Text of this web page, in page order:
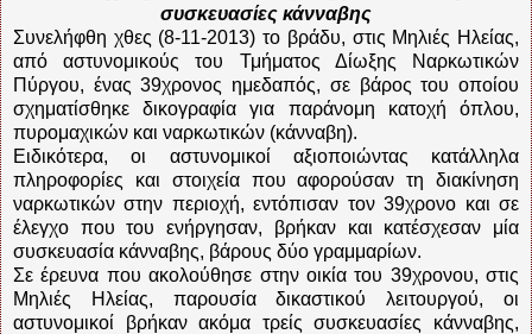
συσκευασίες κάνναβης
Συνελήφθη χθες (8-11-2013) το βράδυ, στις Μηλιές Ηλείας,
από αστυνομικούς του Τμήματος Δίωξης Ναρκωτικών
Πύργου, ένας 39χρονος ημεδαπός, σε βάρος του οποίου
σχηματίσθηκε δικογραφία για παράνομη κατοχή όπλου,
πυρομαχικών και ναρκωτικών (κάνναβη).
Ειδικότερα, οι αστυνομικοί αξιοποιώντας κατάλληλα
πληροφορίες και στοιχεία που αφορούσαν τη διακίνηση
ναρκωτικών στην περιοχή, εντόπισαν τον 39χρονο και σε
έλεγχο που του ενήργησαν, βρήκαν και κατέσχεσαν μία
συσκευασία κάνναβης, βάρους δύο γραμμαρίων.
Σε έρευνα που ακολούθησε στην οικία του 39χρονου, στις
Μηλιές Ηλείας, παρουσία δικαστικού λειτουργού, οι
αστυνομικοί βρήκαν ακόμα τρείς συσκευασίες κάνναβης,